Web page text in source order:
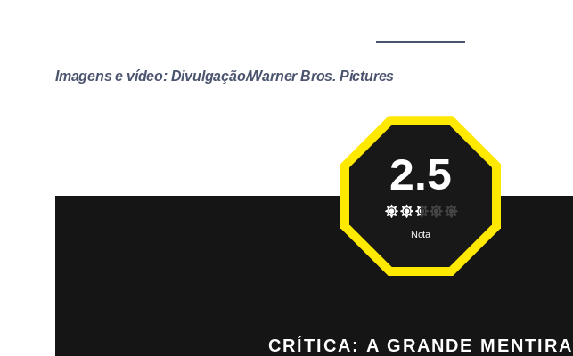
Imagens e vídeo: Divulgação/Warner Bros. Pictures
CRÍTICA: A GRANDE MENTIRA
2.5
Nota